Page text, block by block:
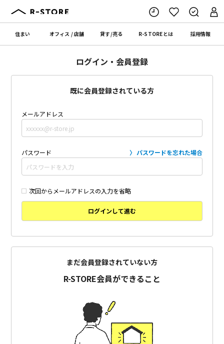
住まい オフィス /店舗 貸す/売る R-STOREとは 採用情報
ログイン・会員登録
既に会員登録されている方
メールアドレス
パスワード パスワードを忘れた場合
次回からメールアドレスの入力を省略
ログインして進む
まだ会員登録されていない方
R-STORE会員ができること